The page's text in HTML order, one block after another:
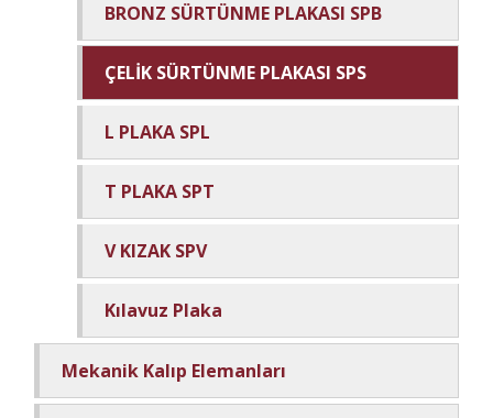
BRONZ SÜRTÜNME PLAKASI SPB
ÇELİK SÜRTÜNME PLAKASI SPS
L PLAKA SPL
T PLAKA SPT
V KIZAK SPV
Kılavuz Plaka
Mekanik Kalıp Elemanları